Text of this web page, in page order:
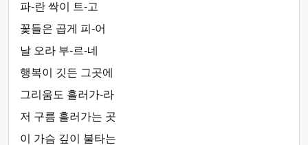
파-란 싹이 트-고
꽃들은 곱게 피-어
날 오라 부-르-네
행복이 깃든 그곳에
그리움도 흘러가-라
저 구름 흘러가는 곳
이 가슴 깊이 불타는